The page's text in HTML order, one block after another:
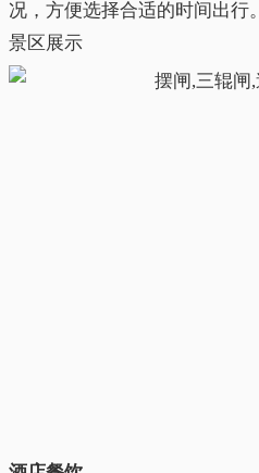
况，方便选择合适的时间出行。
景区展示